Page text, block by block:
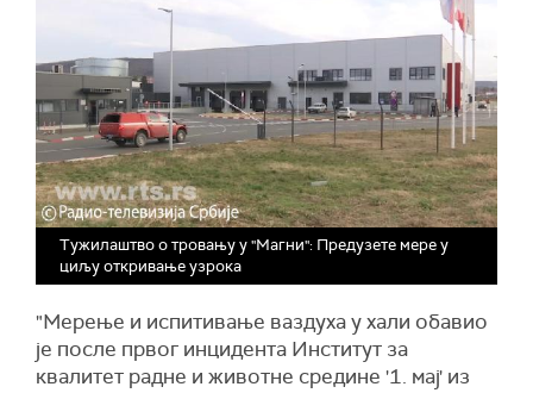
Тужилаштво о тровању у "Магни": Предузете мере у
циљу откривање узрока
"Мерење и испитивање ваздуха у хали обавио
је после првог инцидента Институт за
квалитет радне и животне средине '1. мај' из